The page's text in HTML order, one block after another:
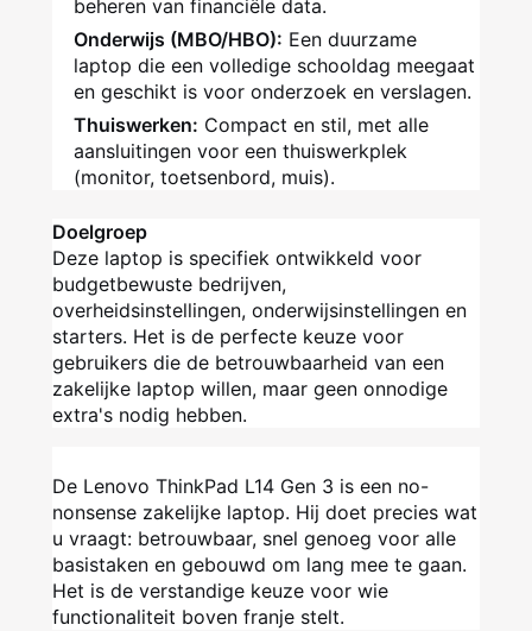
beheren van financiële data.
Onderwijs (MBO/HBO): Een duurzame
laptop die een volledige schooldag meegaat
en geschikt is voor onderzoek en verslagen.
Thuiswerken: Compact en stil, met alle
aansluitingen voor een thuiswerkplek
(monitor, toetsenbord, muis).
Doelgroep
Deze laptop is specifiek ontwikkeld voor
budgetbewuste bedrijven,
overheidsinstellingen, onderwijsinstellingen en
starters. Het is de perfecte keuze voor
gebruikers die de betrouwbaarheid van een
zakelijke laptop willen, maar geen onnodige
extra's nodig hebben.
De Lenovo ThinkPad L14 Gen 3 is een no-
nonsense zakelijke laptop. Hij doet precies wat
u vraagt: betrouwbaar, snel genoeg voor alle
basistaken en gebouwd om lang mee te gaan.
Het is de verstandige keuze voor wie
functionaliteit boven franje stelt.